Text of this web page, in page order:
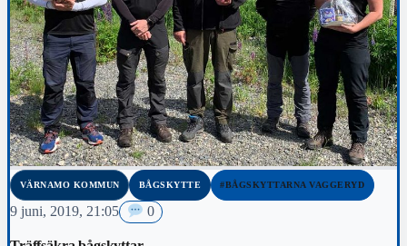
VÄRNAMO KOMMUN BÅGSKYTTE #BÅGSKYTTARNA VAGGERYD
9 juni, 2019, 21:05 0